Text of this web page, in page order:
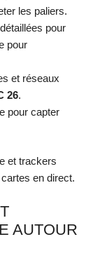
les paliers.
pour
pour
et réseaux
26.
pour capter
et trackers
en direct.
AUTOUR